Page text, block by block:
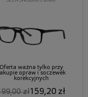
Oferta ważna tylko przy
opraw i soczewek
korekcyjnych
zł159,20 zł